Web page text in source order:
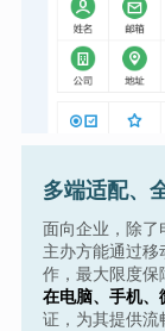
多端适配、
面向企业，除了
主办方能通过
作，最大限度保
在电脑、手机、
证，为其提供流